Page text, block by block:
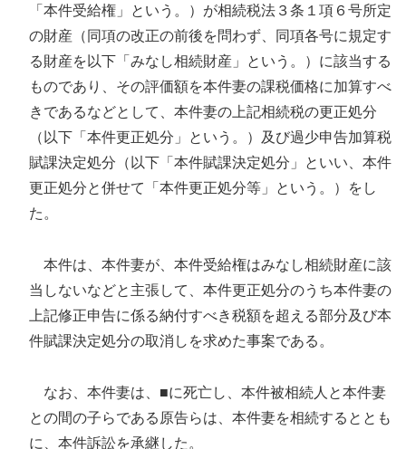
「本件受給権」という。）が相続税法３条１項６号所定
の財産（同項の改正の前後を問わず、同項各号に規定す
る財産を以下「みなし相続財産」という。）に該当する
ものであり、その評価額を本件妻の課税価格に加算すべ
きであるなどとして、本件妻の上記相続税の更正処分
（以下「本件更正処分」という。）及び過少申告加算税
賦課決定処分（以下「本件賦課決定処分」といい、本件
更正処分と併せて「本件更正処分等」という。）をし
た。
本件は、本件妻が、本件受給権はみなし相続財産に該
当しないなどと主張して、本件更正処分のうち本件妻の
上記修正申告に係る納付すべき税額を超える部分及び本
件賦課決定処分の取消しを求めた事案である。
なお、本件妻は、■に死亡し、本件被相続人と本件妻
との間の子らである原告らは、本件妻を相続するととも
に、本件訴訟を承継した。